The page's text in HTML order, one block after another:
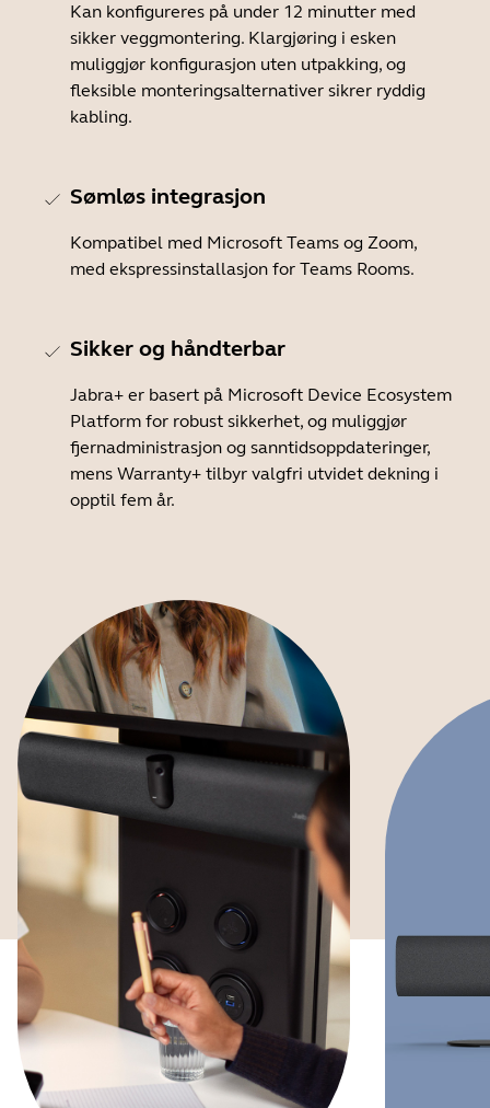
Kan konfigureres på under 12 minutter med
sikker veggmontering. Klargjøring i esken
muliggjør konfigurasjon uten utpakking, og
fleksible monteringsalternativer sikrer ryddig
kabling.
Sømløs integrasjon
Kompatibel med Microsoft Teams og Zoom,
med ekspressinstallasjon for Teams Rooms.
Sikker og håndterbar
Jabra+ er basert på Microsoft Device Ecosystem
Platform for robust sikkerhet, og muliggjør
fjernadministrasjon og sanntidsoppdateringer,
mens Warranty+ tilbyr valgfri utvidet dekning i
opptil fem år.